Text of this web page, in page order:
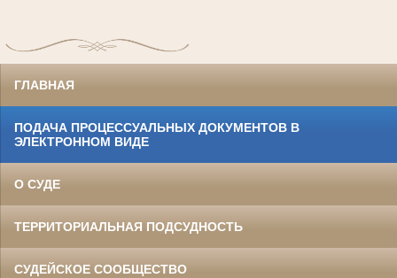
ГЛАВНАЯ
ПОДАЧА ПРОЦЕССУАЛЬНЫХ ДОКУМЕНТОВ В
ЭЛЕКТРОННОМ ВИДЕ
О СУДЕ
ТЕРРИТОРИАЛЬНАЯ ПОДСУДНОСТЬ
СУДЕЙСКОЕ СООБЩЕСТВО